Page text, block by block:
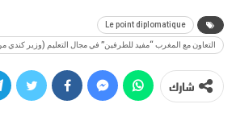
Le point diplomatique
التعاون مع المغرب “مفيد للطرفين” في مجال التعليم (وزير كندي
شارك